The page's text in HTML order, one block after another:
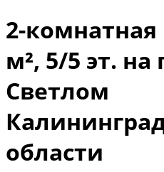
2-комнатная
м², 5/5 эт.
Светлом
области